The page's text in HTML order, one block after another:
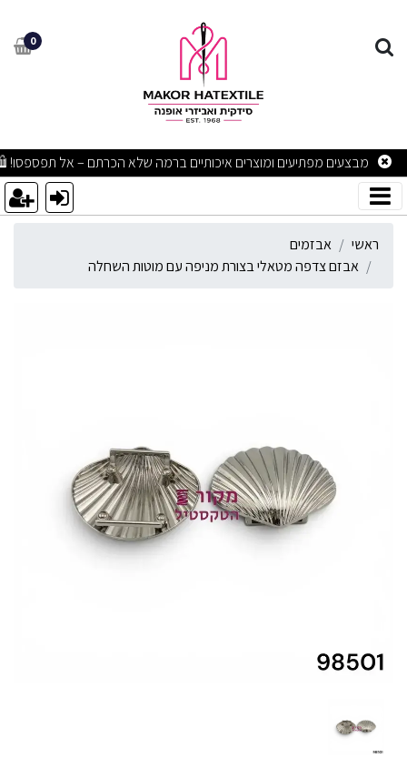
אבזם צדפה מטאלי בצורת 0
מבצעים מפתיעים ומוצרים איכותיים ברמה שלא הכרתם – אל
ראשי
אבזמים
אבזם צדפה מטאלי בצורת מניפה עם מוטות השחלה